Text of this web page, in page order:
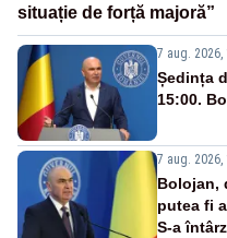
situație de forță majoră”
7 aug. 2026,
Ședința
15:00.
7 aug. 2026,
Bolojan,
putea fi
S-a